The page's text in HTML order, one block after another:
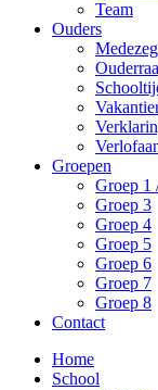
Team
Ouders
Groepen
Groep 1
Groep 3
Groep 4
Groep 5
Groep 6
Groep 7
Groep 8
Contact
Home
School